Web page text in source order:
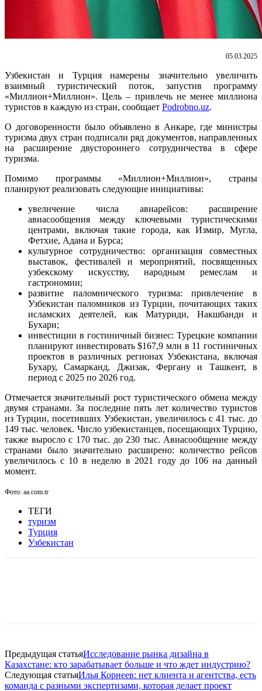
05.03.2025
Узбекистан и Турция намерены значительно увеличить
взаимный туристический поток, запустив программу
«Миллион+Миллион». Цель – привлечь не менее миллиона
туристов в каждую из стран, сообщает Podrobno.uz.
О договоренности было объявлено в Анкаре, где министры
туризма двух стран подписали ряд документов, направленных
на расширение двустороннего сотрудничества в сфере
туризма.
Помимо программы «Миллион+Миллион», страны
планируют реализовать следующие инициативы:
увеличение числа авиарейсов: расширение
авиасообщения между ключевыми туристическими
центрами, включая такие города, как Измир, Мугла,
Фетхие, Адана и Бурса;
культурное сотрудничество: организация совместных
выставок, фестивалей и мероприятий, посвященных
узбекскому искусству, народным ремеслам и
гастрономии;
развитие паломнического туризма: привлечение в
Узбекистан паломников из Турции, почитающих таких
исламских деятелей, как Матуриди, Накшбанди и
Бухари;
инвестиции в гостиничный бизнес: Турецкие компании
планируют инвестировать $167,9 млн в 11 гостиничных
проектов в различных регионах Узбекистана, включая
Бухару, Самарканд, Джизак, Фергану и Ташкент, в
период с 2025 по 2026 год.
Отмечается значительный рост туристического обмена между
двумя странами. За последние пять лет количество туристов
из Турции, посетивших Узбекистан, увеличилось с 41 тыс. до
149 тыс. человек. Число узбекистанцев, посещающих Турцию,
также выросло с 170 тыс. до 230 тыс. Авиасообщение между
странами было значительно расширено: количество рейсов
увеличилось с 10 в неделю в 2021 году до 106 на данный
момент.
Фото: aa.com.tr
ТЕГИ
туризм
Турция
Узбекистан
Предыдущая статьяИсследование рынка дизайна в
Казахстане: кто зарабатывает больше и что ждет индустрию?
Следующая статьяИлья Корнеев: нет клиента и агентства, есть
команда с разными экспертизами, которая делает проект